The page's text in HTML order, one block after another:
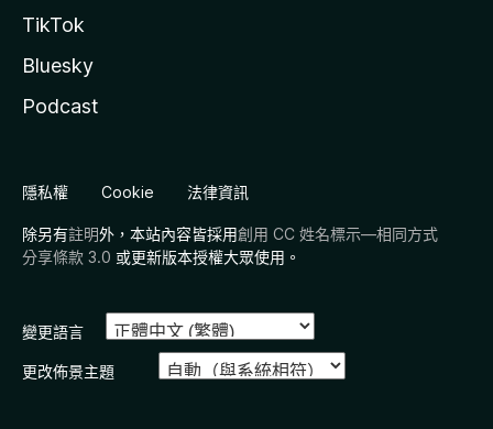
TikTok
Bluesky
Podcast
隱私權 Cookie 法律資訊
除另有註明外，本站內容皆採用創用 CC 姓名標示—相同方式
分享條款 3.0 或更新版本授權大眾使用。
變更語言
更改佈景主題